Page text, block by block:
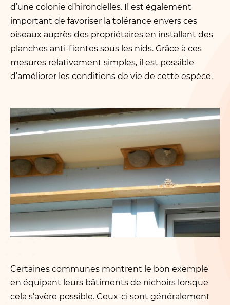
d’une colonie d’hirondelles. Il est également
important de favoriser la tolérance envers ces
oiseaux auprès des propriétaires en installant des
planches anti-fientes sous les nids. Grâce à ces
mesures relativement simples, il est possible
d’améliorer les conditions de vie de cette espèce.
Certaines communes montrent le bon exemple
en équipant leurs bâtiments de nichoirs lorsque
cela s’avère possible. Ceux-ci sont généralement